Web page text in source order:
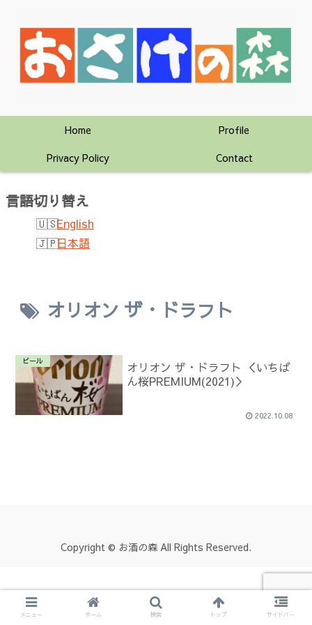
Home
Profile
Privacy Policy
Contact
言語切り替え
English
日本語
オリオン ザ・ドラフト
ビール
オリオン ザ・ドラフト ＜いちば
ん桜PREMIUM(2021)＞
2022.10.08
Copyright © お酒の森 All Rights Reserved.
メニュー ホーム 検索 トップ サイドバー